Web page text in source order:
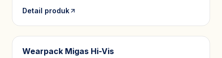
Detail produk
Wearpack Migas Hi-Vis